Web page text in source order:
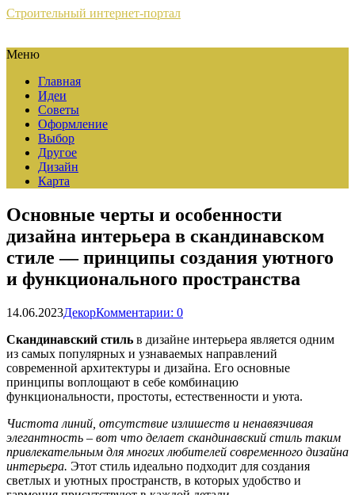
Строительный интернет-портал
Меню
Главная
Идеи
Советы
Оформление
Выбор
Другое
Дизайн
Карта
Основные черты и особенности
дизайна интерьера в скандинавском
стиле — принципы создания уютного
и функционального пространства
14.06.2023ДекорКомментарии: 0
Скандинавский стиль в дизайне интерьера является одним
из самых популярных и узнаваемых направлений
современной архитектуры и дизайна. Его основные
принципы воплощают в себе комбинацию
функциональности, простоты, естественности и уюта.
Чистота линий, отсутствие излишеств и ненавязчивая
элегантность – вот что делает скандинавский стиль таким
привлекательным для многих любителей современного дизайна
интерьера. Этот стиль идеально подходит для создания
светлых и уютных пространств, в которых удобство и